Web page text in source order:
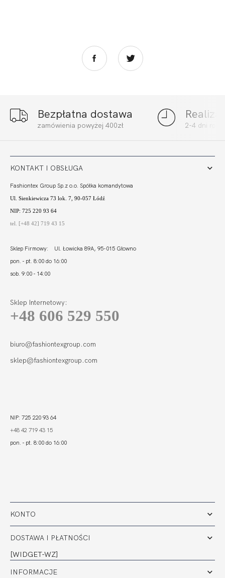
FORTUNA
BALCONETTE
FORTUNA
FORTUNA
Bezpłatna dostawa
zamówienia powyżej 400zł 2-4 dni
KONTO
DOSTAWA I PŁATNOŚCI
[WIDGET-WZ]
INFORMACJE
KONTAKT I OBSŁUGA
Fashiontex Group Sp.z o.o. Spółka komandytowa
Ul. Sienkiewicza 73 lok. 7, 90-057 Łódź
NIP: 725 220 93 64
tel. [+48 42] 719 43 15
Sklep Firmowy: Ul. Łowicka 89A, 95-015 Głowno
pon. - pt. 8:00 do 16:00
sob. 9:00 - 14:00
Sklep Internetowy:
+48 606 529 550
biuro@fashiontexgroup.com
sklep@fashiontexgroup.com
NIP: 725 220 93 64
+48 42 719 43 15
pon. - pt. 8:00 do 16:00